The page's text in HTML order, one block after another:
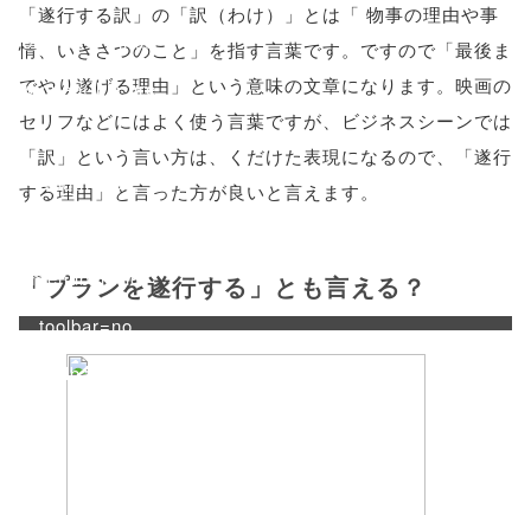
onclick="windo
w.open(this.hre
f, 'Gwindow',
'width=550,
menubar=no,
toolbar=no,
scrollbars=yes'
「遂行する訳」の「訳（わけ）」とは「 物事の理由や事
情、いきさつのこと」を指す言葉です。ですので「最後ま
でやり遂げる理由」という意味の文章になります。映画の
セリフなどにはよく使う言葉ですが、ビジネスシーンでは
「訳」という言い方は、くだけた表現になるので、「遂行
する理由」と言った方が良いと言えます。
「プランを遂行する」とも言える？